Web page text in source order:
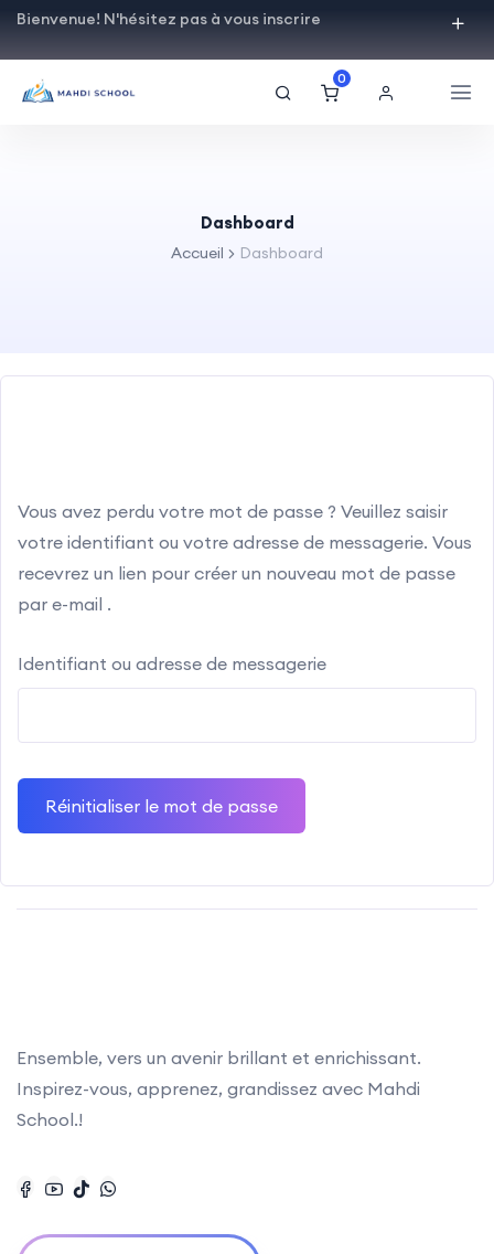
Bienvenue! N'hésitez pas à vous inscrire
0
Dashboard
Accueil Dashboard
Vous avez perdu votre mot de passe ? Veuillez saisir
votre identifiant ou votre adresse de messagerie. Vous
recevrez un lien pour créer un nouveau mot de passe
par e-mail .
Identifiant ou adresse de messagerie
Réinitialiser le mot de passe
Ensemble, vers un avenir brillant et enrichissant.
Inspirez-vous, apprenez, grandissez avec Mahdi
School.!